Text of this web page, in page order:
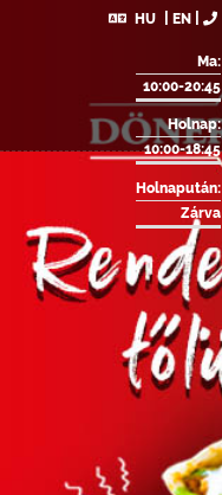
HU EN
Ma:
10:00-20:45
Holnap:
10:00-18:45
Holnapután:
Zárva